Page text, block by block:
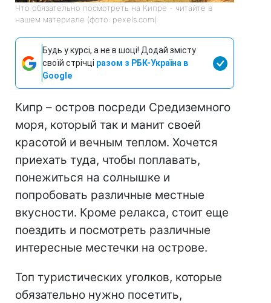
Что обязательно посмотреть на Кипре - читайте в
нашем материале (фото: pexels.com)
Будь у курсі, а не в шоці! Додай змісту
своїй стрічці разом з РБК-Україна в
Google
Кипр – остров посреди Средиземного
моря, который так и манит своей
красотой и вечным теплом. Хочется
приехать туда, чтобы поплавать,
понежиться на солнышке и
попробовать различные местные
вкусности. Кроме релакса, стоит еще
поездить и посмотреть различные
интересные местечки на острове.
Топ туристических уголков, которые
обязательно нужно посетить,